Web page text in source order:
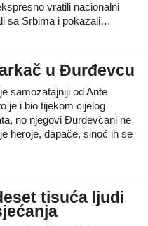
vratili nacionalni
sa Srbima i pokazali…
u Đurđevcu
samozatajniji od Ante
je i bio tijekom cijelog
no njegovi Đurđevčani ne
heroje, dapače, sinoć ih se
tisuća ljudi